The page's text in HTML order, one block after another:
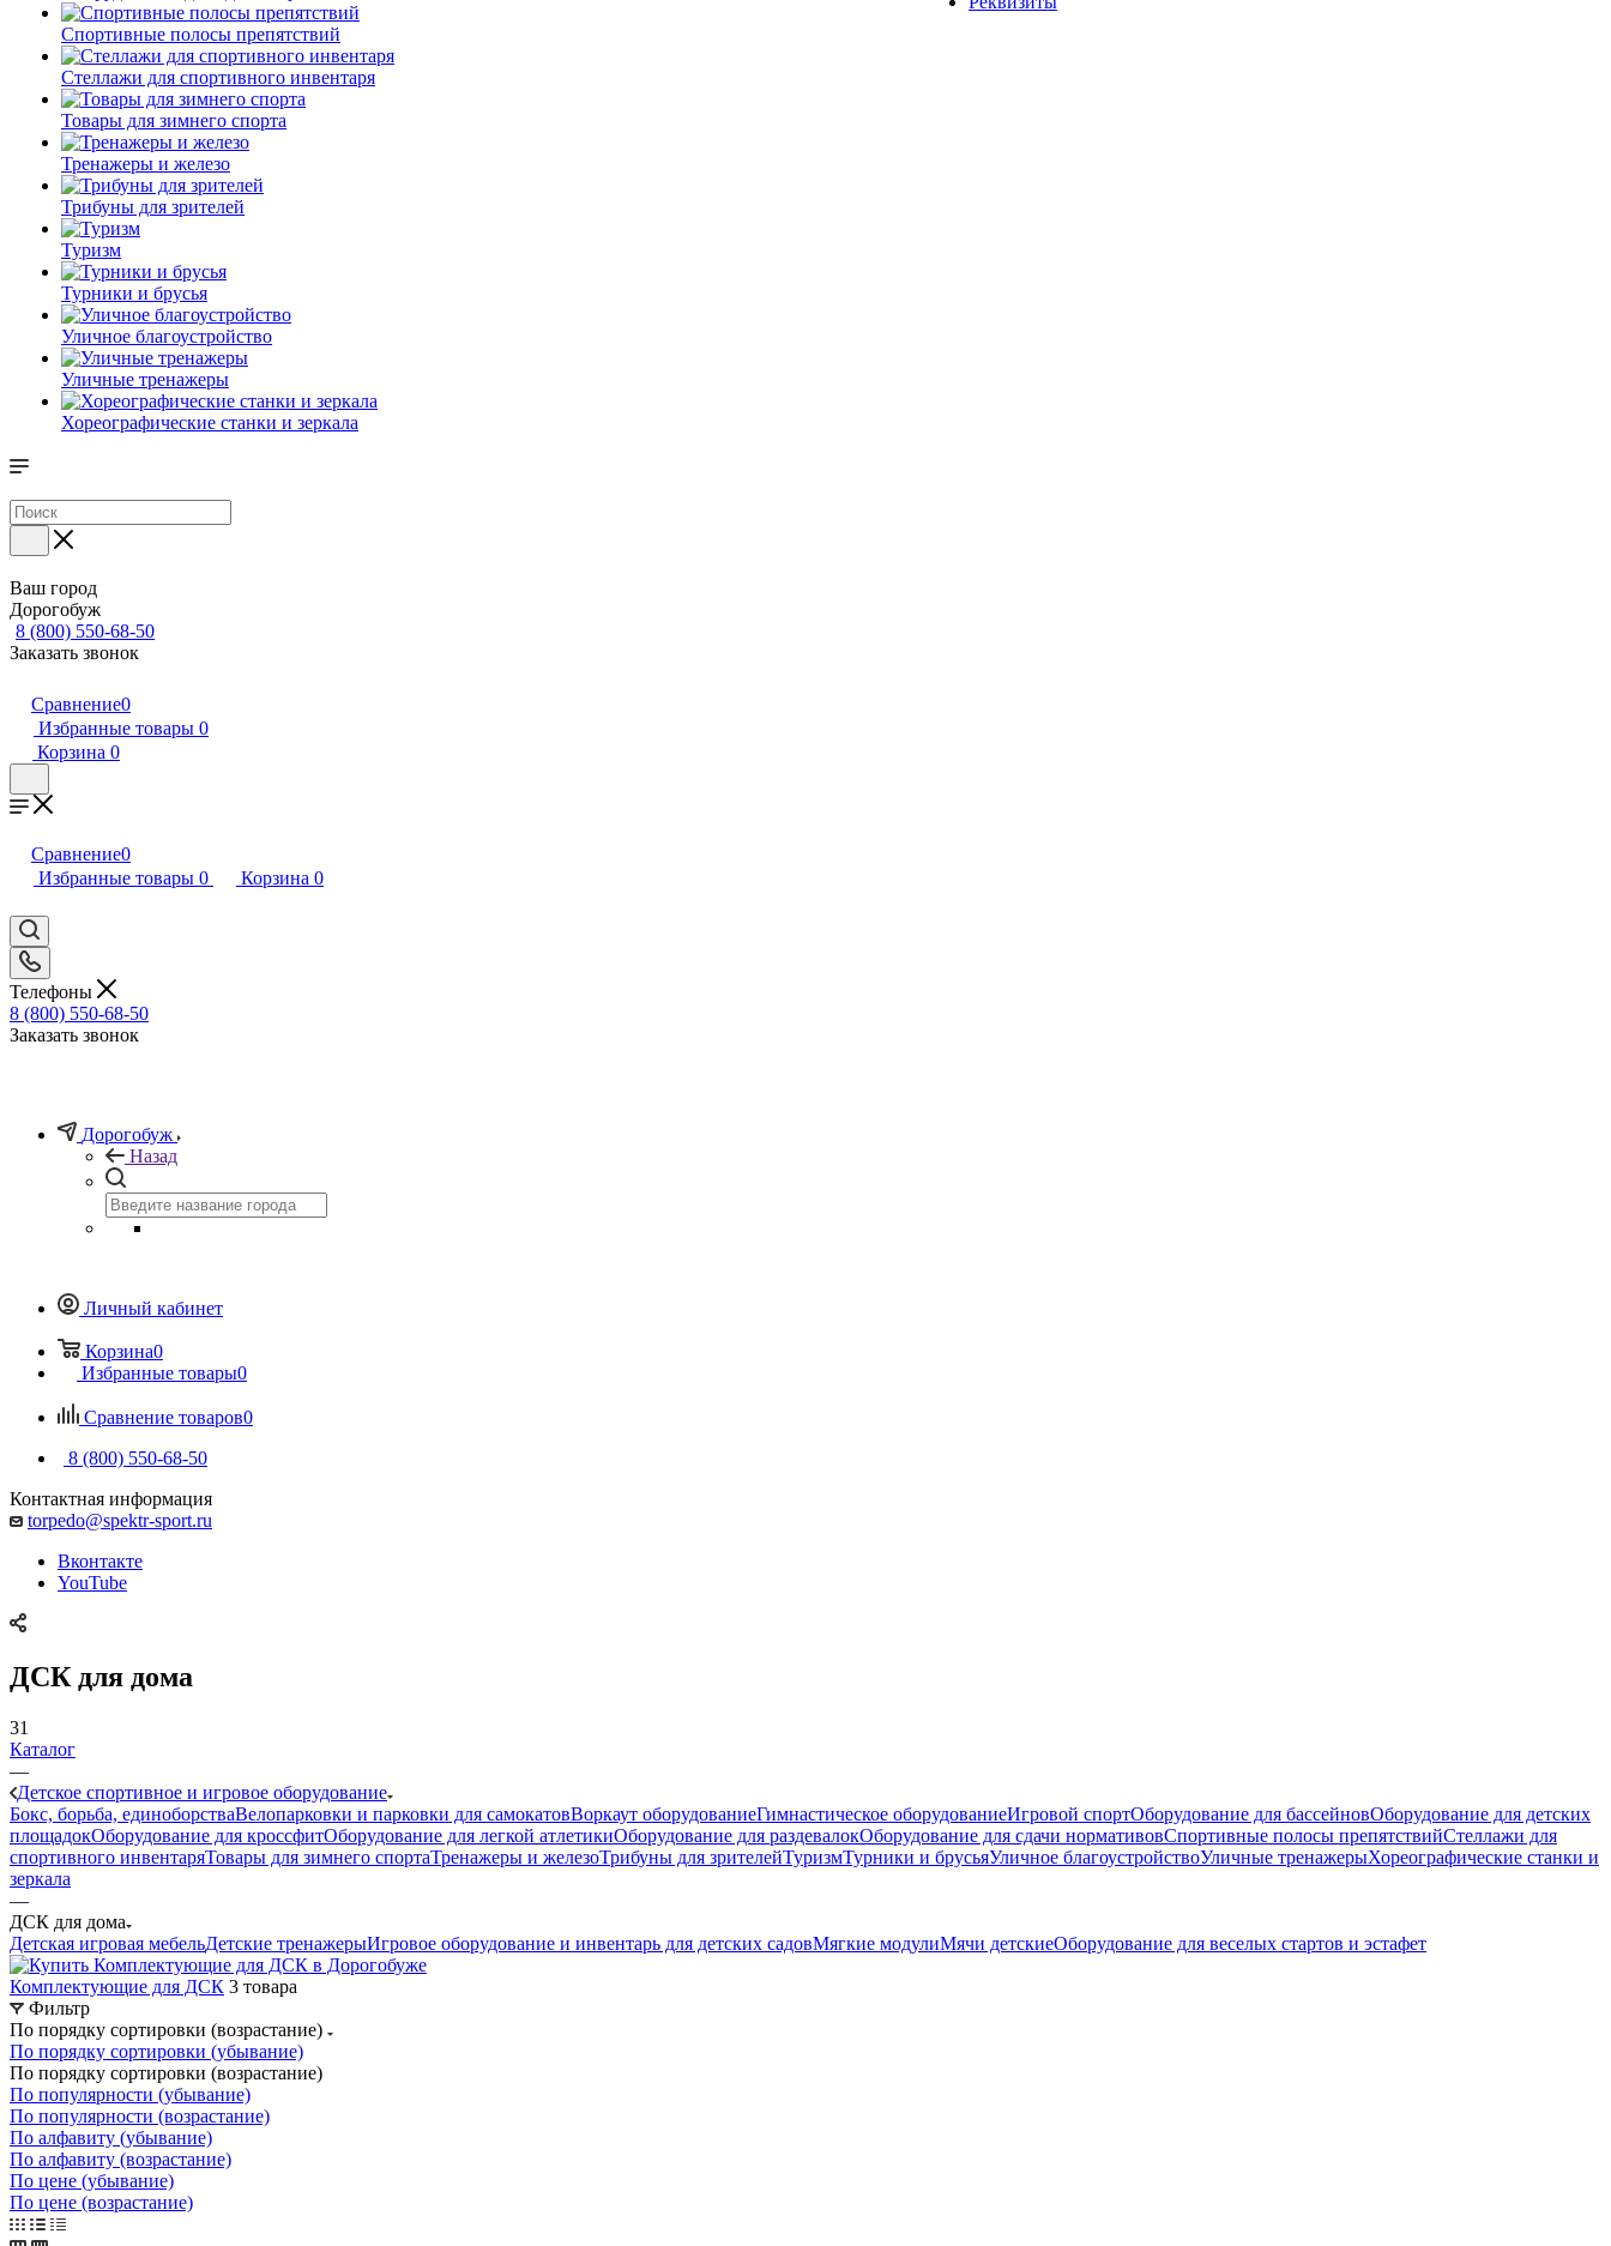
Спортивные полосы препятствий
Стеллажи для спортивного инвентаря
Товары для зимнего спорта
Тренажеры и железо
Трибуны для зрителей
Туризм
Турники и брусья
Уличное благоустройство
Уличные тренажеры
Хореографические станки и зеркала
Ваш город
Дорогобуж
8 (800) 550-68-50
Заказать звонок
Сравнение0
Избранные товары 0
Корзина 0
Сравнение0
Избранные товары 0 Корзина 0
Телефоны
8 (800) 550-68-50
Заказать звонок
Дорогобуж
Назад
Личный кабинет
Корзина0
Избранные товары0
Сравнение товаров0
8 (800) 550-68-50
Контактная информация
torpedo@spektr-sport.ru
Вконтакте
YouTube
ДСК для дома
31
Каталог
—
Детское спортивное и игровое оборудование
Бокс, борьба, единоборстваВелопарковки и парковки для самокатовВоркаут оборудованиеГимнастическое оборудованиеИгровой спортОборудование для бассейновОборудование для детских
площадокОборудование для кроссфитОборудование для легкой атлетикиОборудование для раздевалокОборудование для сдачи нормативовСпортивные полосы препятствийСтеллажи для
спортивного инвентаряТовары для зимнего спортаТренажеры и железоТрибуны для зрителейТуризмТурники и брусьяУличное благоустройствоУличные тренажерыХореографические станки и
зеркала
—
ДСК для дома
Детская игровая мебельДетские тренажерыИгровое оборудование и инвентарь для детских садовМягкие модулиМячи детскиеОборудование для веселых стартов и эстафет
Комплектующие для ДСК 3 товара
Фильтр
По порядку сортировки (возрастание)
По порядку сортировки (убывание)
По порядку сортировки (возрастание)
По популярности (убывание)
По популярности (возрастание)
По алфавиту (убывание)
По алфавиту (возрастание)
По цене (убывание)
По цене (возрастание)